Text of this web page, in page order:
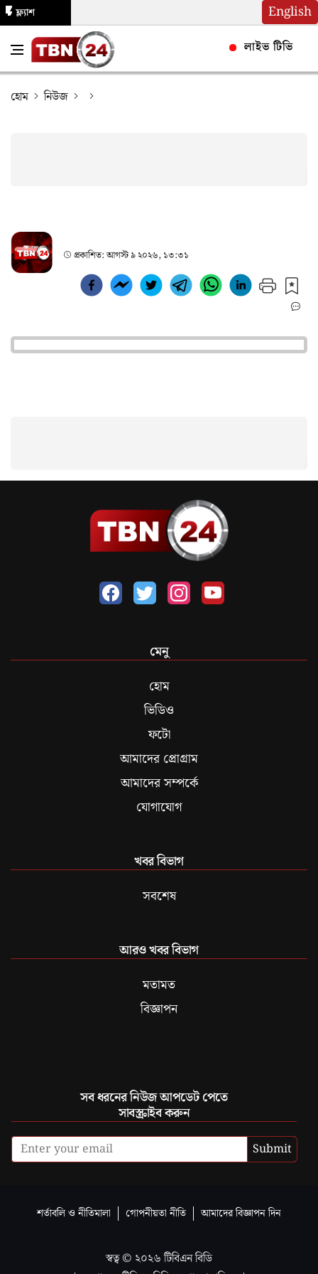
English
ফ্ল্যাশ
লাইভ টিভি
হোম নিউজ
প্রকাশিত:আগস্ট ৯ ২০২৬, ১৩:৩১
মেনু
হোম
ভিডিও
ফটো
আমাদের প্রোগ্রাম
আমাদের সম্পর্কে
যোগাযোগ
খবর বিভাগ
সবশেষ
আরও খবর বিভাগ
মতামত
বিজ্ঞাপন
সব ধরনের নিউজ আপডেট পেতে
সাবস্ক্রাইব করুন
Submit
শর্তাবলি ও নীতিমালা গোপনীয়তা নীতি আমাদের বিজ্ঞাপন দিন
স্বত্ব © ২০২৬ টিবিএন বিডি